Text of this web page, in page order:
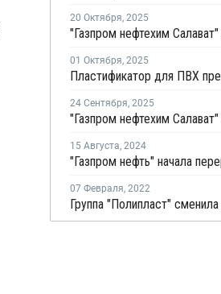
20 Октября, 2025
01 Октября, 2025
24 Сентября, 2025
15 Августа, 2024
07 Февраля, 2022